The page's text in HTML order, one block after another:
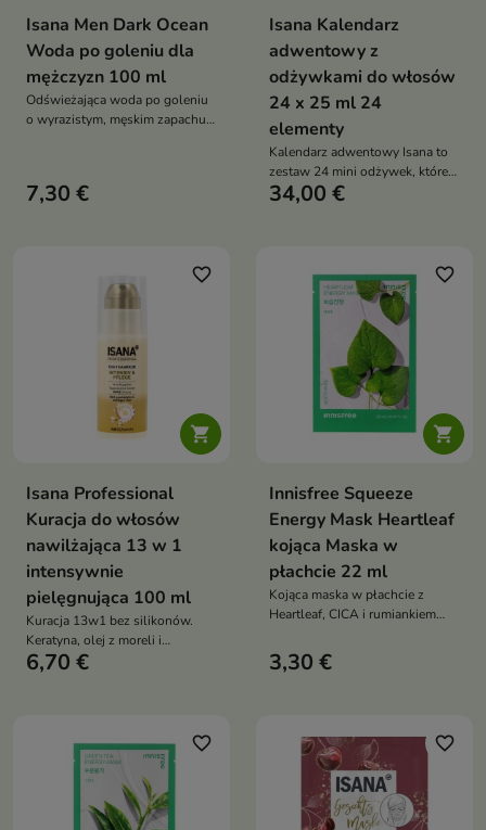
Isana Men Dark Ocean
Woda po goleniu dla
mężczyzn 100 ml
Odświeżająca woda po goleniu
o wyrazistym, męskim zapachu,
7,30 €
Isana Kalendarz
adwentowy z
odżywkami do włosów
24 x 25 ml 24
elementy
Kalendarz adwentowy Isana to
zestaw 24 mini odżywek, które
dzień po dniu odżywiają,
34,00 €

favorite_border
Isana Professional
Kuracja do włosów
nawilżająca 13 w 1
intensywnie
pielęgnująca 100 ml
Kuracja 13w1 bez silikonów.
Keratyna, olej z moreli i
stokrotka wzmacniają,
6,70 €

favorite_border
Innisfree Squeeze
Energy Mask Heartleaf
kojąca Maska w
płachcie 22 ml
Kojąca maska w płachcie z
Heartleaf, CICA i rumiankiem
i wspiera regenerację
3,30 €
favorite_border favorite_border